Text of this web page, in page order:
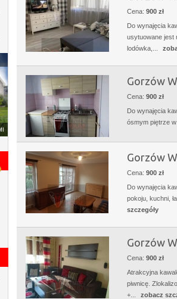
Cena: 900 zł
Do wynajęcia
usytuowane jest
lodówka,...
Gorzów
Cena: 900 zł
Do wynajęcia
ósmym piętrze w
Gorzów
Cena: 900 zł
Do wynajęcia
pokoju, kuchni,
szczegóły
Gorzów
Cena: 900 zł
Atrakcyjna
piwnicę.
+...
zobacz